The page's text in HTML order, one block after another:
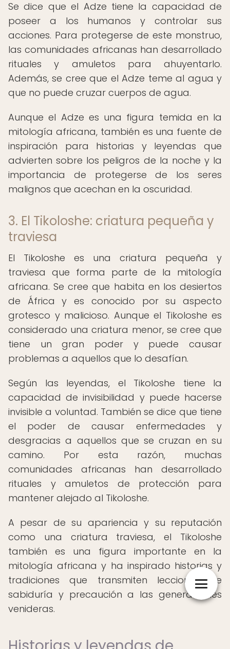
Se dice que el Adze tiene la capacidad de
poseer a los humanos y controlar sus
acciones. Para protegerse de este monstruo,
las comunidades africanas han desarrollado
rituales y amuletos para ahuyentarlo.
Además, se cree que el Adze teme al agua y
que no puede cruzar cuerpos de agua.
Aunque el Adze es una figura temida en la
mitología africana, también es una fuente de
inspiración para historias y leyendas que
advierten sobre los peligros de la noche y la
importancia de protegerse de los seres
malignos que acechan en la oscuridad.
3. El Tikoloshe: criatura pequeña y
traviesa
El Tikoloshe es una criatura pequeña y
traviesa que forma parte de la mitología
africana. Se cree que habita en los desiertos
de África y es conocido por su aspecto
grotesco y malicioso. Aunque el Tikoloshe es
considerado una criatura menor, se cree que
tiene un gran poder y puede causar
problemas a aquellos que lo desafían.
Según las leyendas, el Tikoloshe tiene la
capacidad de invisibilidad y puede hacerse
invisible a voluntad. También se dice que tiene
el poder de causar enfermedades y
desgracias a aquellos que se cruzan en su
camino. Por esta razón, muchas
comunidades africanas han desarrollado
rituales y amuletos de protección para
mantener alejado al Tikoloshe.
A pesar de su apariencia y su reputación
como una criatura traviesa, el Tikoloshe
también es una figura importante en la
mitología africana y ha inspirado historias y
tradiciones que transmiten lecciones de
sabiduría y precaución a las generaciones
venideras.